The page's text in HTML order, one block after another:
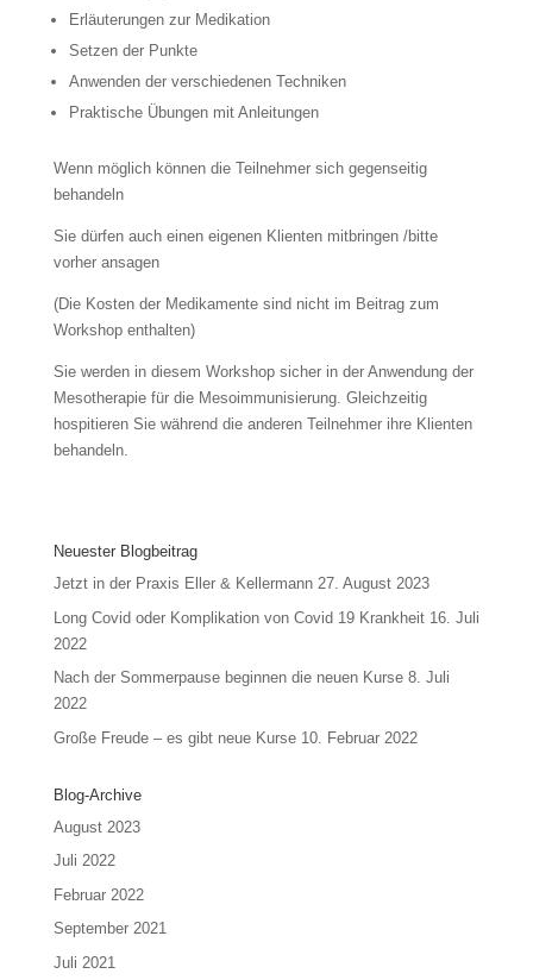
Erläuterungen zur Medikation
Setzen der Punkte
Anwenden der verschiedenen Techniken
Praktische Übungen mit Anleitungen
Wenn möglich können die Teilnehmer sich gegenseitig
behandeln
Sie dürfen auch einen eigenen Klienten mitbringen /bitte
vorher ansagen
(Die Kosten der Medikamente sind nicht im Beitrag zum
Workshop enthalten)
Sie werden in diesem Workshop sicher in der Anwendung der
Mesotherapie für die Mesoimmunisierung. Gleichzeitig
hospitieren Sie während die anderen Teilnehmer ihre Klienten
behandeln.
Neuester Blogbeitrag
Jetzt in der Praxis Eller & Kellermann 27. August 2023
Long Covid oder Komplikation von Covid 19 Krankheit 16. Juli
2022
Nach der Sommerpause beginnen die neuen Kurse 8. Juli
2022
Große Freude – es gibt neue Kurse 10. Februar 2022
Blog-Archive
August 2023
Juli 2022
Februar 2022
September 2021
Juli 2021